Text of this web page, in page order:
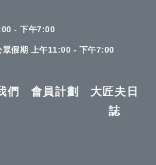
- 下午7:00
眾假期 上午11:00 - 下午7:00
們 會員計劃
大匠夫日
誌